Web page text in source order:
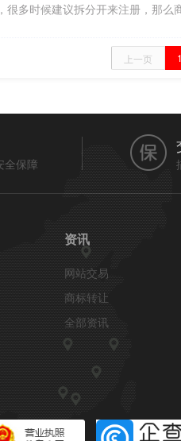
很多时候建议拆分开来注册，那么
上一页 1
全保障
资讯
网站交易
商标转让
全部资讯